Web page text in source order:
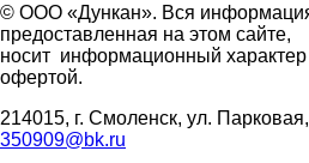
© ООО «Дункан». Вся
предоставленная на этом сайте,
носит информационный характер
офертой.
214015, г. Смоленск, ул.
350909@bk.ru